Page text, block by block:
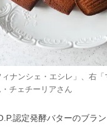
ナンシェ・エシレ」、右「
チェチーリアさん
認定発酵バターのブラ